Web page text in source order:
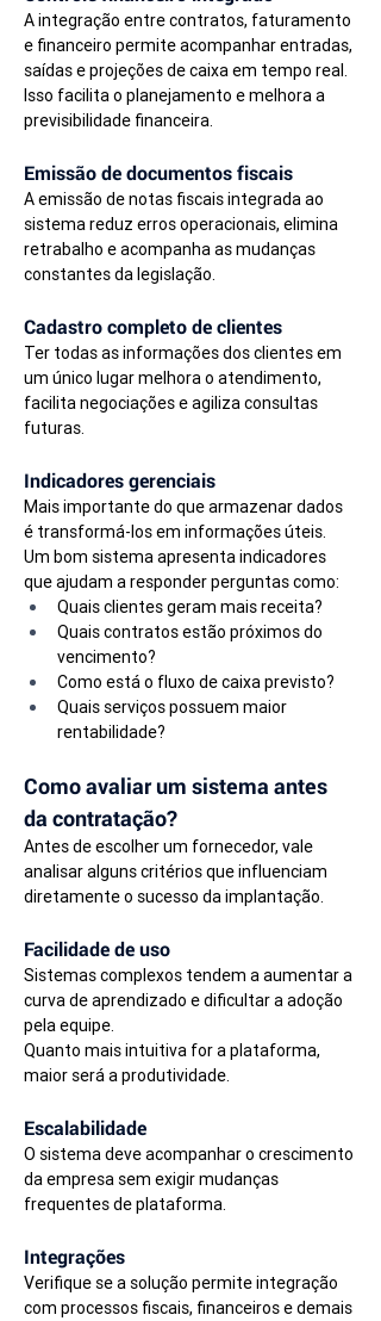
A integração entre contratos, faturamento
e financeiro permite acompanhar entradas,
saídas e projeções de caixa em tempo real.
Isso facilita o planejamento e melhora a
previsibilidade financeira.
Emissão de documentos fiscais
A emissão de notas fiscais integrada ao
sistema reduz erros operacionais, elimina
retrabalho e acompanha as mudanças
constantes da legislação.
Cadastro completo de clientes
Ter todas as informações dos clientes em
um único lugar melhora o atendimento,
facilita negociações e agiliza consultas
futuras.
Indicadores gerenciais
Mais importante do que armazenar dados
é transformá-los em informações úteis.
Um bom sistema apresenta indicadores
que ajudam a responder perguntas como:
Quais clientes geram mais receita?
Quais contratos estão próximos do
vencimento?
Como está o fluxo de caixa previsto?
Quais serviços possuem maior
rentabilidade?
Como avaliar um sistema antes
da contratação?
Antes de escolher um fornecedor, vale
analisar alguns critérios que influenciam
diretamente o sucesso da implantação.
Facilidade de uso
Sistemas complexos tendem a aumentar a
curva de aprendizado e dificultar a adoção
pela equipe.
Quanto mais intuitiva for a plataforma,
maior será a produtividade.
Escalabilidade
O sistema deve acompanhar o crescimento
da empresa sem exigir mudanças
frequentes de plataforma.
Integrações
Verifique se a solução permite integração
com processos fiscais, financeiros e demais